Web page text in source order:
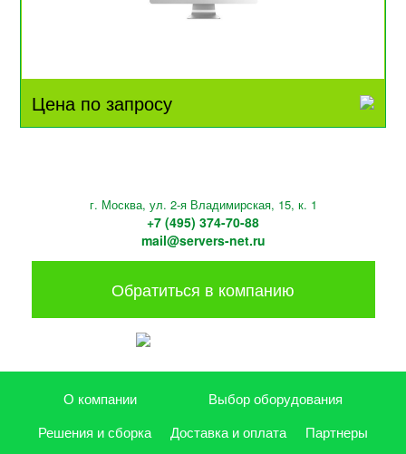
Цена по запросу
г. Москва, ул. 2-я Владимирская, 15, к. 1
+7 (495) 374-70-88
mail@servers-net.ru
Обратиться в компанию
О компании
Выбор оборудования
Решения и сборка
Доставка и оплата
Партнеры